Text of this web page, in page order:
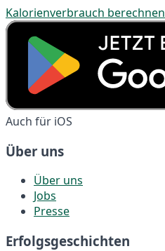
Kalorienverbrauch berechnen
Auch für iOS
Über uns
Über uns
Jobs
Presse
Erfolgsgeschichten